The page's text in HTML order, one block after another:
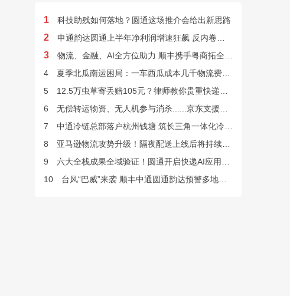
1 科技助残如何落地？圆通这场推介会给出新思路
2 申通韵达圆通上半年净利润增速狂飙 反内卷效果显现
3
物流、金融、AI全方位助力 顺丰携手粤商拓全球市场
4
夏季北瓜南运困局：一车西瓜成本几千物流费上万谁来解？
5
12.5万虫草寄丢赔105元？律师教你贵重快递丢失如何维权
6
无偿转运物资、无人机参与消杀......京东支援广西灾后重建
7
中通冷链总部落户杭州钱塘 筑长三角一体化冷链中枢基地
8
亚马逊物流攻势升级！隔夜配送上线后将持续挤压快递巨头
9
六大全栈成果全域验证！圆通开启快递AI应用规模化落地
10
台风“巴威”来袭 顺丰中通圆通韵达预警多地快件派送延误